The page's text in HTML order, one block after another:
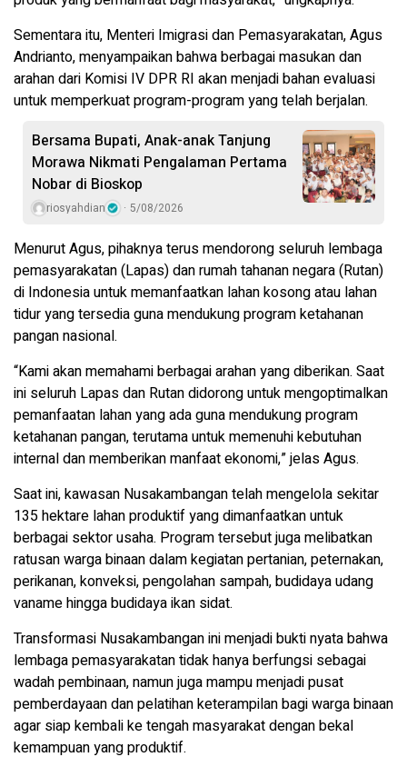
Sementara itu, Menteri Imigrasi dan Pemasyarakatan, Agus
Andrianto, menyampaikan bahwa berbagai masukan dan
arahan dari Komisi IV DPR RI akan menjadi bahan evaluasi
untuk memperkuat program-program yang telah berjalan.
Bersama Bupati, Anak-anak Tanjung
Morawa Nikmati Pengalaman Pertama
Nobar di Bioskop
riosyahdian 5/08/2026
Menurut Agus, pihaknya terus mendorong seluruh lembaga
pemasyarakatan (Lapas) dan rumah tahanan negara (Rutan)
di Indonesia untuk memanfaatkan lahan kosong atau lahan
tidur yang tersedia guna mendukung program ketahanan
pangan nasional.
“Kami akan memahami berbagai arahan yang diberikan. Saat
ini seluruh Lapas dan Rutan didorong untuk mengoptimalkan
pemanfaatan lahan yang ada guna mendukung program
ketahanan pangan, terutama untuk memenuhi kebutuhan
internal dan memberikan manfaat ekonomi,” jelas Agus.
Saat ini, kawasan Nusakambangan telah mengelola sekitar
135 hektare lahan produktif yang dimanfaatkan untuk
berbagai sektor usaha. Program tersebut juga melibatkan
ratusan warga binaan dalam kegiatan pertanian, peternakan,
perikanan, konveksi, pengolahan sampah, budidaya udang
vaname hingga budidaya ikan sidat.
Transformasi Nusakambangan ini menjadi bukti nyata bahwa
lembaga pemasyarakatan tidak hanya berfungsi sebagai
wadah pembinaan, namun juga mampu menjadi pusat
pemberdayaan dan pelatihan keterampilan bagi warga binaan
agar siap kembali ke tengah masyarakat dengan bekal
kemampuan yang produktif.